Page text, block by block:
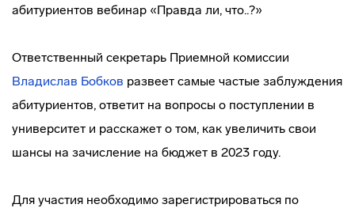
абитуриентов вебинар «Правда ли, что..?»
Ответственный секретарь Приемной комиссии
Владислав Бобков развеет самые частые заблуждения
абитуриентов, ответит на вопросы о поступлении в
университет и расскажет о том, как увеличить свои
шансы на зачисление на бюджет в 2023 году.
Для участия необходимо зарегистрироваться по